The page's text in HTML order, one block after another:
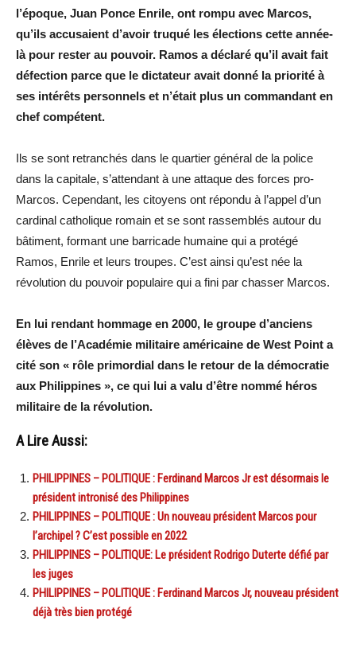
l’époque, Juan Ponce Enrile, ont rompu avec Marcos,
qu’ils accusaient d’avoir truqué les élections cette année-
là pour rester au pouvoir. Ramos a déclaré qu’il avait fait
défection parce que le dictateur avait donné la priorité à
ses intérêts personnels et n’était plus un commandant en
chef compétent.
Ils se sont retranchés dans le quartier général de la police
dans la capitale, s’attendant à une attaque des forces pro-
Marcos. Cependant, les citoyens ont répondu à l’appel d’un
cardinal catholique romain et se sont rassemblés autour du
bâtiment, formant une barricade humaine qui a protégé
Ramos, Enrile et leurs troupes. C’est ainsi qu’est née la
révolution du pouvoir populaire qui a fini par chasser Marcos.
En lui rendant hommage en 2000, le groupe d’anciens
élèves de l’Académie militaire américaine de West Point a
cité son « rôle primordial dans le retour de la démocratie
aux Philippines », ce qui lui a valu d’être nommé héros
militaire de la révolution.
A Lire Aussi:
PHILIPPINES – POLITIQUE : Ferdinand Marcos Jr est désormais le
président intronisé des Philippines
PHILIPPINES – POLITIQUE : Un nouveau président Marcos pour
l’archipel ? C’est possible en 2022
PHILIPPINES – POLITIQUE: Le président Rodrigo Duterte défié par
les juges
PHILIPPINES – POLITIQUE : Ferdinand Marcos Jr, nouveau président
déjà très bien protégé